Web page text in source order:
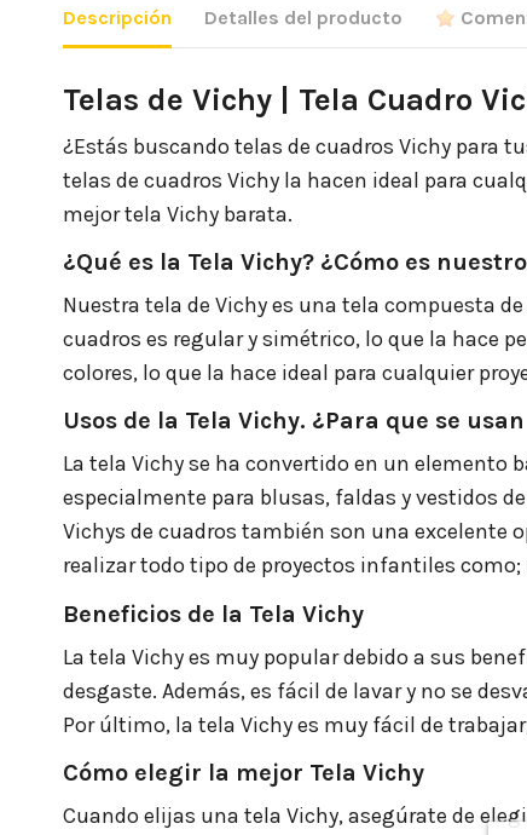
Descripción Detalles del producto
Telas de Vichy | Tela Cuadro
¿Estás buscando telas de cuadros Vichy para
telas de cuadros Vichy la hacen ideal para
mejor tela Vichy barata.
¿Qué es la Tela Vichy? ¿Cómo es
Nuestra tela de Vichy es una tela compuesta
cuadros es regular y simétrico, lo que la hace
colores, lo que la hace ideal para cualquier
Usos de la Tela Vichy. ¿Para que se
La tela Vichy se ha convertido en un elemento
especialmente para blusas, faldas y vestidos
Vichys de cuadros también son una excelente
realizar todo tipo de proyectos infantiles
Beneficios de la Tela Vichy
La tela Vichy es muy popular debido a sus
desgaste. Además, es fácil de lavar y no se
Por último, la tela Vichy es muy fácil de
Cómo elegir la mejor Tela Vichy
Cuando elijas una tela Vichy, asegúrate de